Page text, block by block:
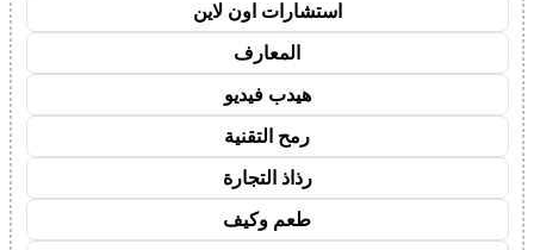
استشارات اون لاين
المعارف
هيدب فيديو
رمح التقنية
رذاذ التجارة
طعم وكيف